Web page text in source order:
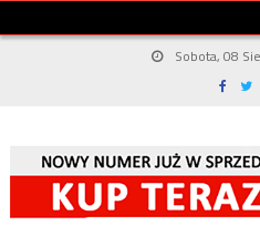
Sobota, 08